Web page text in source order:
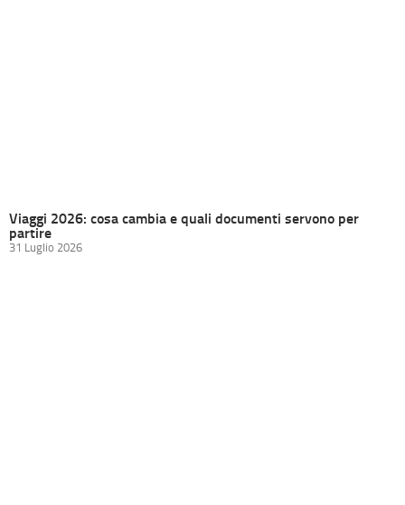
Viaggi 2026: cosa cambia e quali documenti servono per
partire
31 Luglio 2026